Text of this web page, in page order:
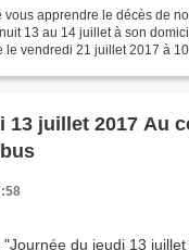
apprendre le décès de
13 au 14 juillet à son
le vendredi 21 juillet 2017 à
13 juillet 2017 Au